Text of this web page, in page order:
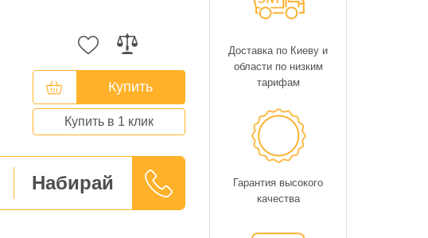
Купить
Купить в 1 клик
Набирай
Доставка по Киеву и
области по низким
тарифам
Гарантия высокого
качества